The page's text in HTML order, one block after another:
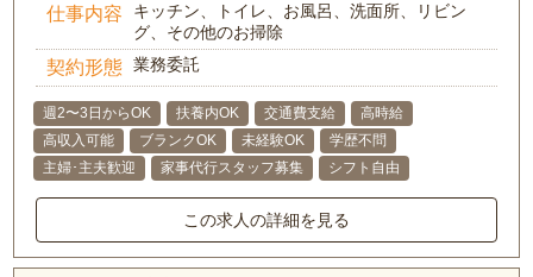
仕事内容
キッチン、トイレ、お風呂、洗面所、リビン
グ、その他のお掃除
契約形態 業務委託
週2〜3日からOK 扶養内OK 交通費支給
高時給
高収入可能
ブランクOK 未経験OK
学歴不問
主婦･主夫歓迎
家事代行スタッフ募集 シフト自由
この求人の詳細を見る